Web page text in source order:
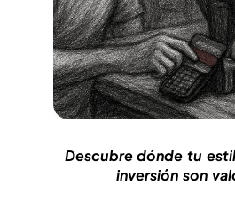
Descubre dónde tu
inversión son